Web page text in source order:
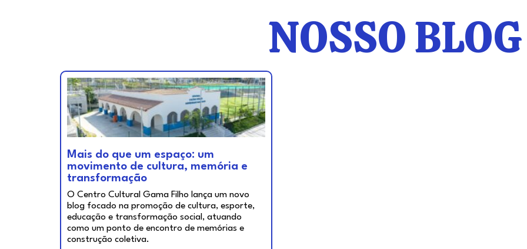
NOSSO BLOG
Mais do que um espaço: um
movimento de cultura, memória e
transformação
O Centro Cultural Gama Filho lança um novo
blog focado na promoção de cultura, esporte,
educação e transformação social, atuando
como um ponto de encontro de memórias e
construção coletiva.